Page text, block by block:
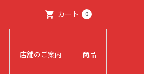
カート 0
店舗のご案内 商品